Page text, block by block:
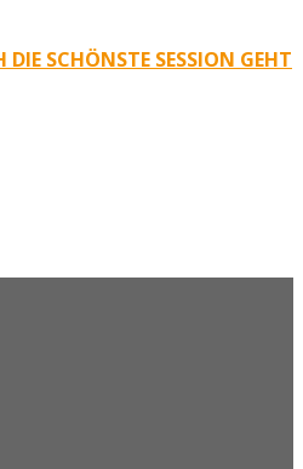
SCHÖNSTE SESSION GEHT